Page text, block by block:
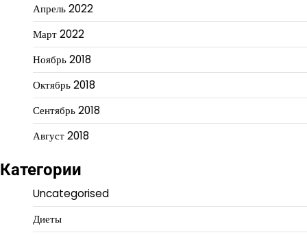
Апрель 2022
Март 2022
Ноябрь 2018
Октябрь 2018
Сентябрь 2018
Август 2018
Категории
Uncategorised
Диеты